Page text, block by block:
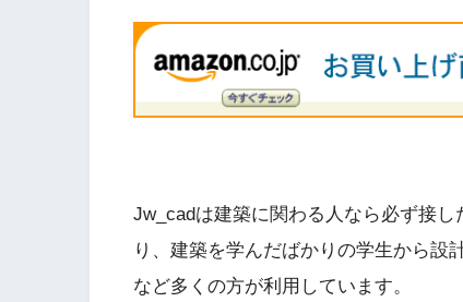
Jw_cadは建築に関わる人なら必ず接
り、建築を学んだばかりの学生から設
など多くの方が利用しています。